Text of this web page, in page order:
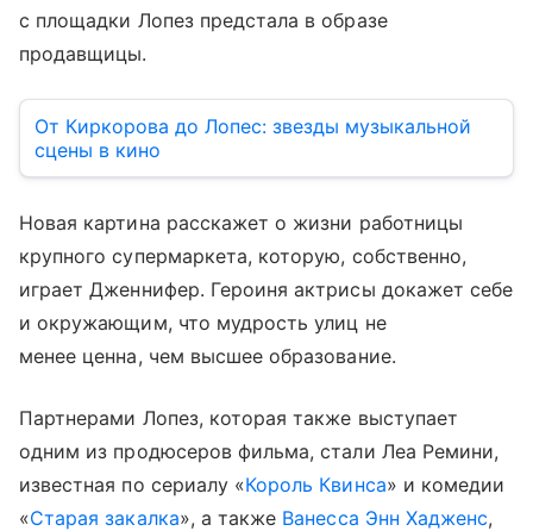
с площадки Лопез предстала в образе
продавщицы.
От Киркорова до Лопес: звезды музыкальной
сцены в кино
Новая картина расскажет о жизни работницы
крупного супермаркета, которую, собственно,
играет Дженнифер. Героиня актрисы докажет себе
и окружающим, что мудрость улиц не
менее ценна, чем высшее образование.
Партнерами Лопез, которая также выступает
одним из продюсеров фильма, стали Леа Ремини,
известная по сериалу «Король Квинса» и комедии
«Старая закалка», а также Ванесса Энн Хадженс,